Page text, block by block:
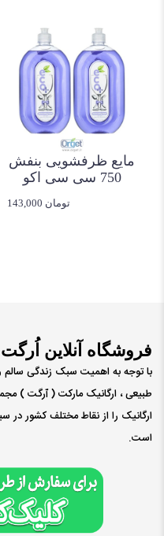
مایع ظرفشویی بنفش
750 سی سی اکو
143,000 تومان
فروشگاه آنلاین اُرگت
با توجه به اهمیت سبک زندگی
طبیعی ، ارگانیک مارکت ( ٱرگت )
ارگانیک را از نقاط مختلف کشور
است.